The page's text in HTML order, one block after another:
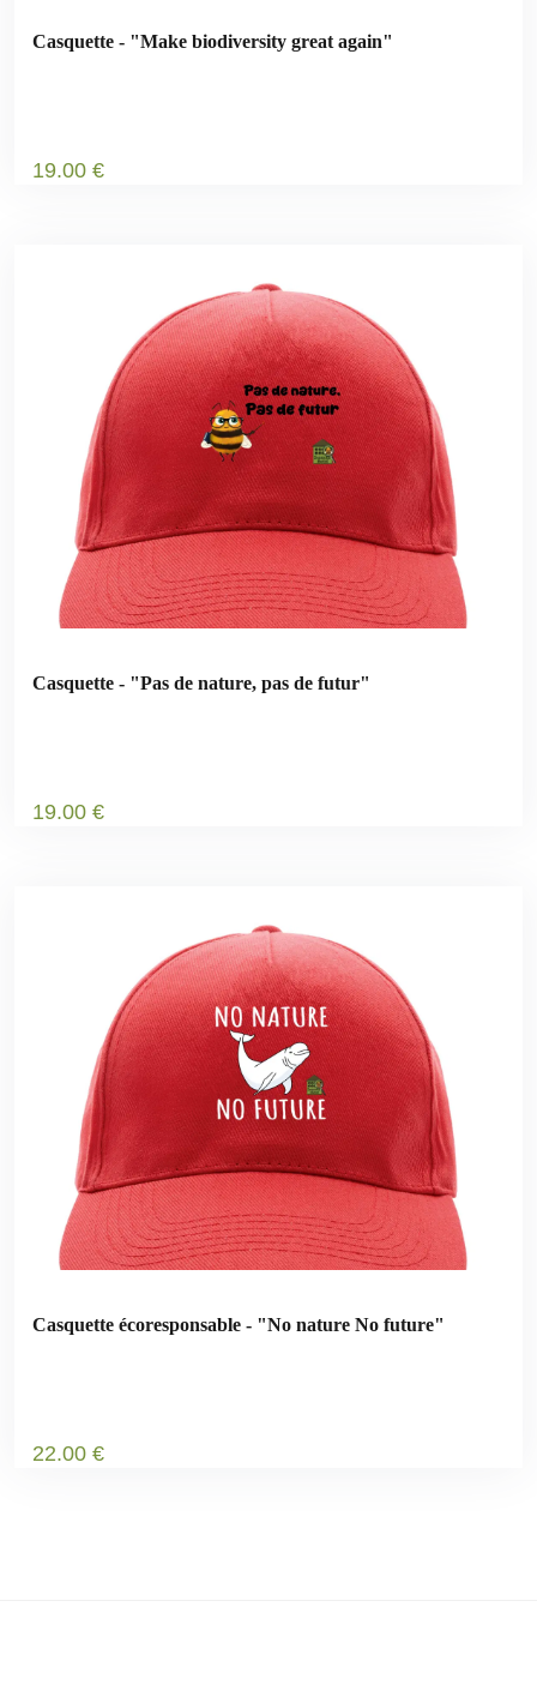
Casquette - "Make biodiversity great again"
19.00 €
Casquette - "Pas de nature, pas de futur"
19.00 €
Casquette écoresponsable - "No nature No future"
22.00 €